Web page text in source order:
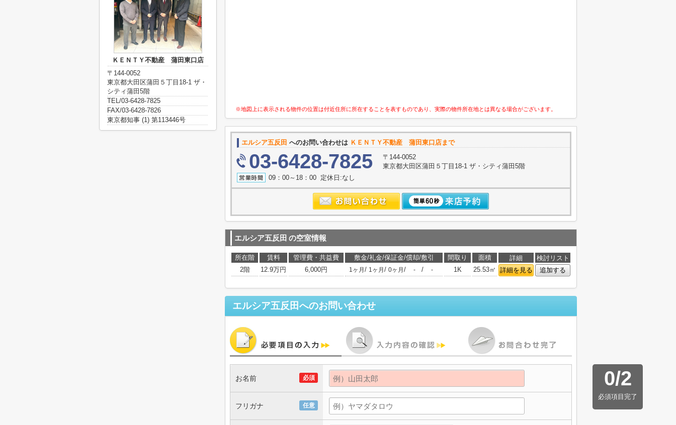
※地図上に表示される物件の位置は付近住所に所在することを表すものであり、実際の物件所在地とは異なる場合がございます。
エルシア五反田 へのお問い合わせは ＫＥＮＴＹ不動産 蒲田東口店まで
03-6428-7825
〒144-0052
東京都大田区蒲田５丁目18-1 ザ・シティ蒲田5階
09：00～18：00 定休日:なし
エルシア五反田 の空室情報
所在階 賃料 管理費・共益費 敷金/礼金/保証金/償却/敷引 間取り 面積 詳細
検討リスト
2階
12.9万円 6,000円 1ヶ月 / 1ヶ月 / 0ヶ月 / - / - 1K 25.53㎡ 詳細を見る 追加する
エルシア五反田へのお問い合わせ
0/2
必須項目完了
必須
お名前
任意
フリガナ
ＫＥＮＴＹ不動産 蒲田東口店
〒144-0052
東京都大田区蒲田５丁目18-1 ザ・
シティ蒲田5階
TEL/03-6428-7825
FAX/03-6428-7826
東京都知事 (1) 第113446号